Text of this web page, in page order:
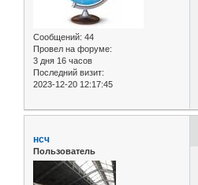
Сообщений: 44
Провел на форуме:
3 дня 16 часов
Последний визит:
2023-12-20 12:17:45
нсч
Пользователь